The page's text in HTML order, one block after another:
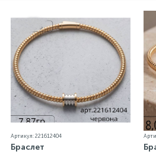
бирка с указанием всех
изделий на сайте могут
от реальных из-за
экрана
Артикул: 221612404
Браслет